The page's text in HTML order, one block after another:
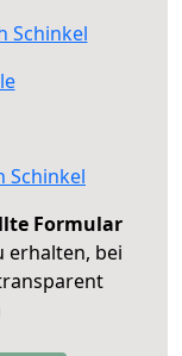
Schinkel
Schinkel
Formular
erhalten, bei